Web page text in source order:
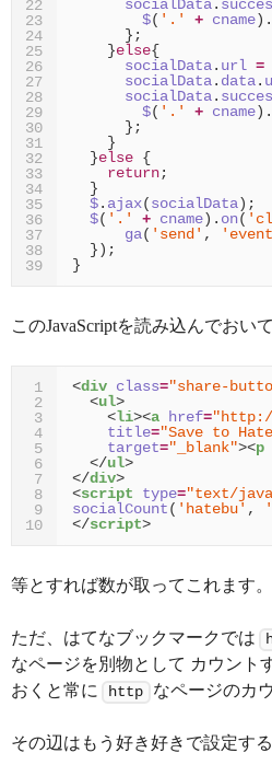
22
23
24
25
26
27
28
29
30
31
32
33
34
35
36
37
38
39
socialData.
$( '.' + cname).
};
}else{
socialData. url =
socialData. data.
socialData.
$( '.' + cname).
};
}
}else {
return;
}
$. ajax(socialData);
$( '.' + cname). on(
ga( 'send' ,
});
}
このJavaScriptを読み込んでおいて
1
2
3
4
5
6
7
8
9
10
<div class="share-
<ul>
<li><a href=
title="Save to
target="_blank"><p
</ul>
</div>
<script type="text/
socialCount( 'hatebu' ,
</script>
等とすれば数が取ってこれます。
ただ、はてなブックマークでは
なページを別物として カウント
おくと常に
http なページのカ
その辺はもう好き好きで設定す